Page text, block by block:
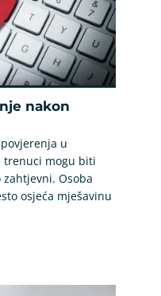
nakon
u
trenuci mogu biti
Osoba
osjeća mješavinu